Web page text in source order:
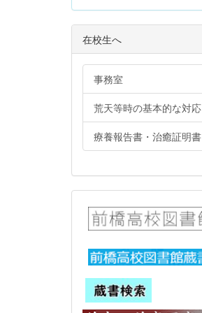
在校生へ
事務室
荒天等時の基本的な対応
療養報告書・治癒証明書